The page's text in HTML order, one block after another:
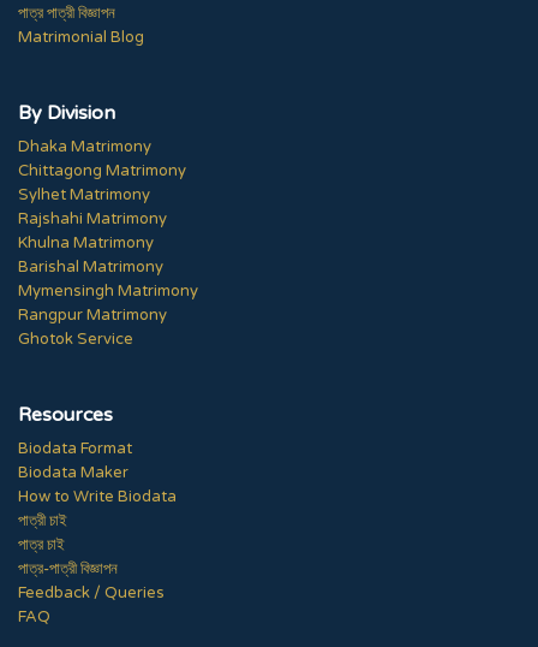
পাত্র পাত্রী বিজ্ঞাপন
Matrimonial Blog
By Division
Dhaka Matrimony
Chittagong Matrimony
Sylhet Matrimony
Rajshahi Matrimony
Khulna Matrimony
Barishal Matrimony
Mymensingh Matrimony
Rangpur Matrimony
Ghotok Service
Resources
Biodata Format
Biodata Maker
How to Write Biodata
পাত্রী চাই
পাত্র চাই
পাত্র-পাত্রী বিজ্ঞাপন
Feedback / Queries
FAQ